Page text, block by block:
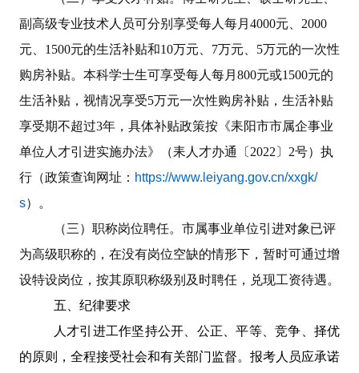
副高级专业技术人员可分别享受每人每月 4000元、 2000
元、 1500元的生活补贴和10万元、 7万元、 5万元的一次性
购房补贴。本科学士生可享受每人每月 800元或1500元的
生活补贴，视情况享受5万元一次性购房补贴，生活补贴
享受期不超过3年，具体补贴政策按《耒阳市市属企事业
单位人才引进实施办法》（耒人才办通〔 2022 〕 2号） 执
行（政策查询网址： https://www.leiyang.gov.cn/xxgk/
s）。
（三）职称岗位聘任。 市属事业单位引进对象已评
为高级职称的，在没有岗位空缺的情形下，暂时可通过增
设特设岗位，按其原职称级别及时聘任，兑现工资待遇。
五、纪律要求
人才引进工作坚持公开、公正、平等、竞争、择优
的原则，全程接受社会和有关部门监督。报考人员应承诺